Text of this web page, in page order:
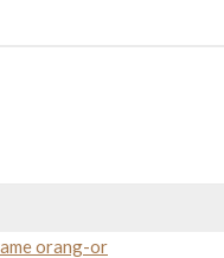
orang-or